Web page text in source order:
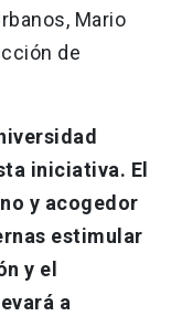
Mario
de
iniciativa. El
y acogedor
estimular
y el
a